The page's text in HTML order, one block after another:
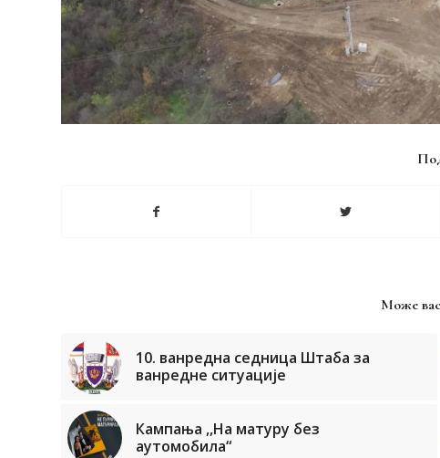
Може
10. ванредна седница Штаба за
ванредне ситуације
Кампања ,,На матуру без
аутомобила“